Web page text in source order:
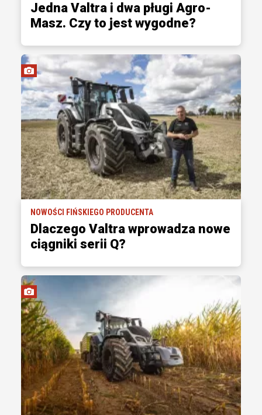
Jedna Valtra i dwa pługi Agro-
Masz. Czy to jest wygodne?
NOWOŚCI FIŃSKIEGO PRODUCENTA
Dlaczego Valtra wprowadza nowe
ciągniki serii Q?